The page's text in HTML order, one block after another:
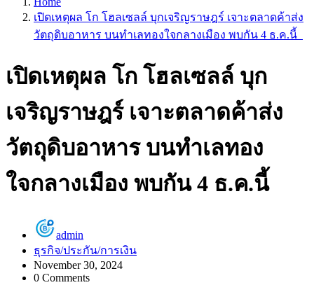
เปิดเหตุผล โก โฮลเซลล์ บุกเจริญราษฎร์ เจาะตลาดค้าส่ง
วัตถุดิบอาหาร บนทำเลทองใจกลางเมือง พบกัน 4 ธ.ค.นี้
เปิดเหตุผล โก โฮลเซลล์ บุก
เจริญราษฎร์ เจาะตลาดค้าส่ง
วัตถุดิบอาหาร บนทำเลทอง
ใจกลางเมือง พบกัน 4 ธ.ค.นี้
admin
ธุรกิจ/ประกัน/การเงิน
November 30, 2024
0 Comments